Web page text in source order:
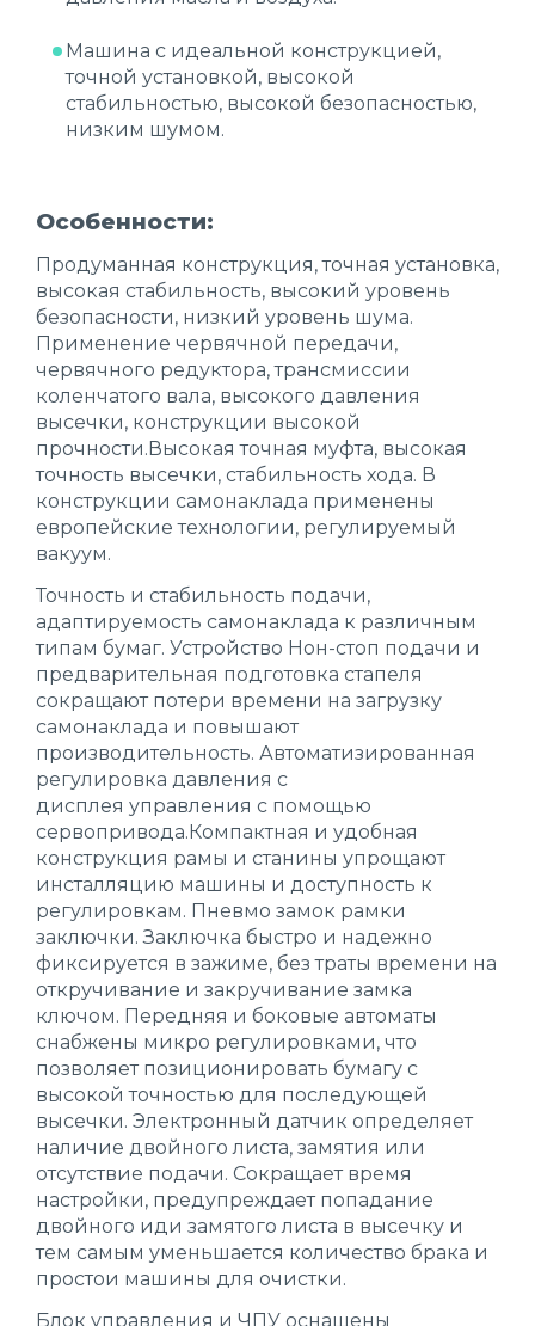
Машина с идеальной конструкцией,
точной установкой, высокой
стабильностью, высокой безопасностью,
низким шумом.
Особенности:
Продуманная конструкция, точная установка,
высокая стабильность, высокий уровень
безопасности, низкий уровень шума.
Применение червячной передачи,
червячного редуктора, трансмиссии
коленчатого вала, высокого давления
высечки, конструкции высокой
прочности.Высокая точная муфта, высокая
точность высечки, стабильность хода. В
конструкции самонаклада применены
европейские технологии, регулируемый
вакуум.
Точность и стабильность подачи,
адаптируемость самонаклада к различным
типам бумаг. Устройство Нон-стоп подачи и
предварительная подготовка стапеля
сокращают потери времени на загрузку
самонаклада и повышают
производительность. Автоматизированная
регулировка давления с
дисплея управления с помощью
сервопривода.Компактная и удобная
конструкция рамы и станины упрощают
инсталляцию машины и доступность к
регулировкам. Пневмо замок рамки
заключки. Заключка быстро и надежно
фиксируется в зажиме, без траты времени на
откручивание и закручивание замка
ключом. Передняя и боковые автоматы
снабжены микро регулировками, что
позволяет позиционировать бумагу с
высокой точностью для последующей
высечки. Электронный датчик определяет
наличие двойного листа, замятия или
отсутствие подачи. Сокращает время
настройки, предупреждает попадание
двойного иди замятого листа в высечку и
тем самым уменьшается количество брака и
простои машины для очистки.
Блок управления и ЧПУ оснащены